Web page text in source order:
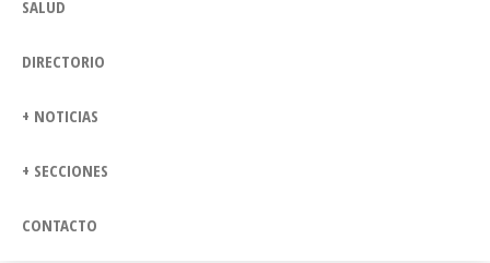
SALUD
DIRECTORIO
+ NOTICIAS
+ SECCIONES
CONTACTO